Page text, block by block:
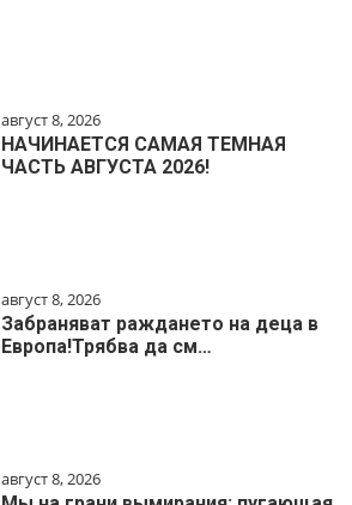
август 8, 2026
НАЧИНАЕТСЯ САМАЯ ТЕМНАЯ
ЧАСТЬ АВГУСТА 2026!
август 8, 2026
Забраняват раждането на деца в
Европа!Трябва да см…
август 8, 2026